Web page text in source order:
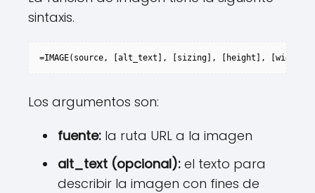
sintaxis.
=IMAGE(source, [alt_text], [sizing], [height], [width])
Los argumentos son:
fuente: la ruta URL a la imagen
alt_text (opcional): el texto para
describir la imagen con fines de